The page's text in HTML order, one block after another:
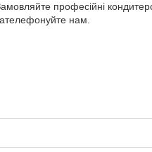
професійні
нам.